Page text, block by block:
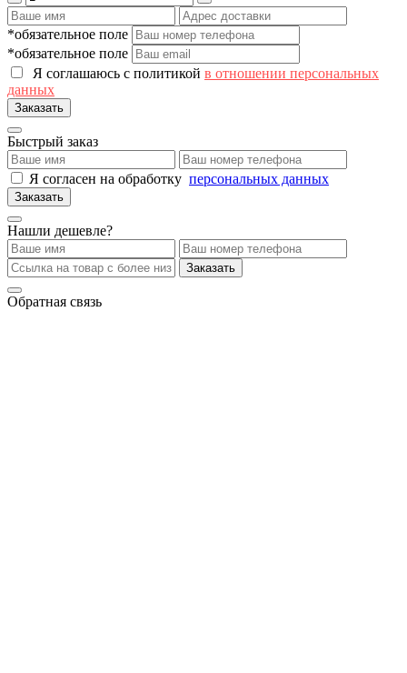
*обязательное поле
*обязательное поле
Я соглашаюсь с политикой в отношении персональных
данных
Заказать
Быстрый заказ
Я согласен на обработку персональных данных
Заказать
Нашли дешевле?
Заказать
Обратная связь